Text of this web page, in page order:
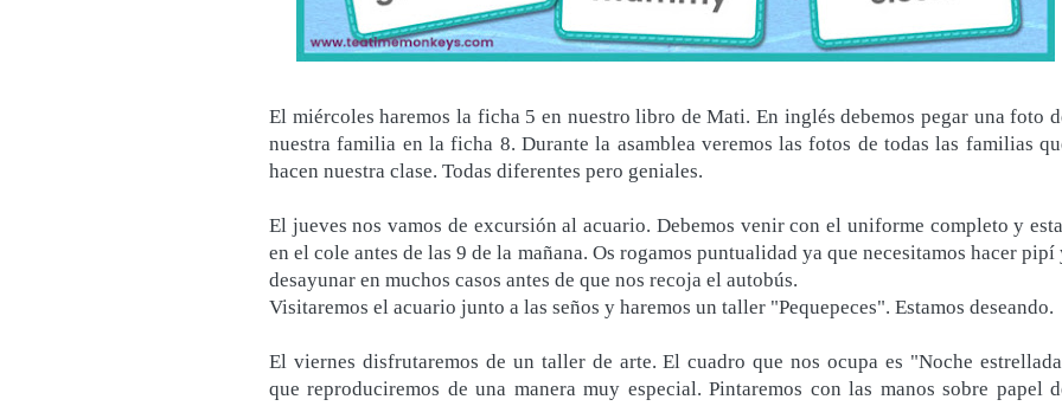
El miércoles haremos la ficha 5 en nuestro libro de Mati. En inglés debemos pegar una foto
nuestra familia en la ficha 8. Durante la asamblea veremos las fotos de todas las familias
hacen nuestra clase. Todas diferentes pero geniales.
El jueves nos vamos de excursión al acuario. Debemos venir con el uniforme completo y
en el cole antes de las 9 de la mañana. Os rogamos puntualidad ya que necesitamos hacer pipí
desayunar en muchos casos antes de que nos recoja el autobús.
Visitaremos el acuario junto a las seños y haremos un taller "Pequepeces". Estamos deseando.
El viernes disfrutaremos de un taller de arte. El cuadro que nos ocupa es "Noche
que reproduciremos de una manera muy especial. Pintaremos con las manos sobre papel